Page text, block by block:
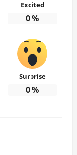
Excited
0%
Surprise
0%